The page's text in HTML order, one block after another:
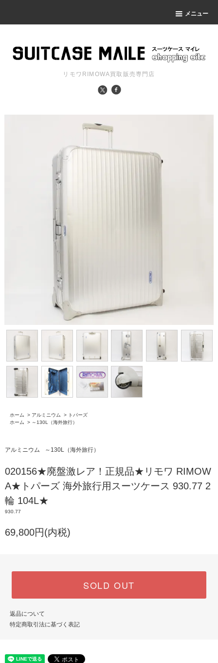
メニュー
リモワRIMOWA買取販売専門店
ホーム > アルミニウム > トパーズ
ホーム
> ～130L（海外旅行）
アルミニウム ～130L（海外旅行）
020156★廃盤激レア！正規品★リモワ RIMOW
A★トパーズ 海外旅行用スーツケース 930.77 2
輪 104L★
930.77
69,800円(内税)
SOLD OUT
返品について
特定商取引法に基づく表記